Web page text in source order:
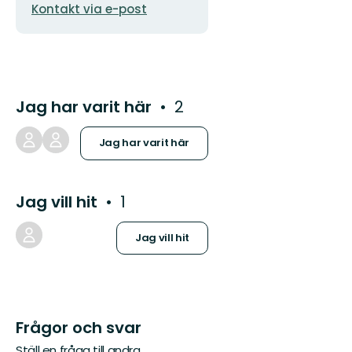
Kontakt via e-post
Jag har varit här 2
Jag har varit här
Jag vill hit 1
Jag vill hit
Frågor och svar